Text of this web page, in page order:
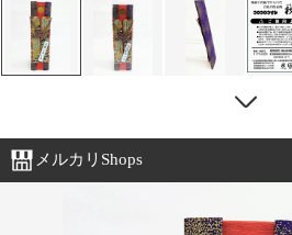
メルカリShops